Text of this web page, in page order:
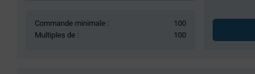
Commande minimale :
100
Multiples de :
100